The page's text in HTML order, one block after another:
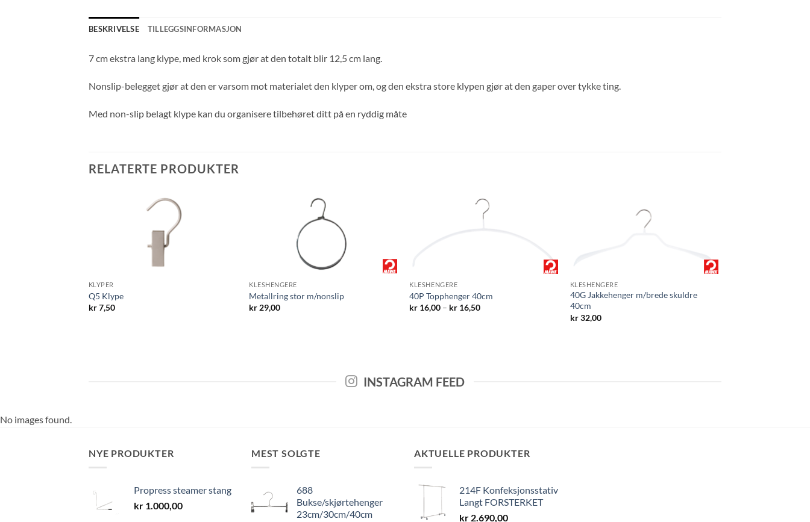
BESKRIVELSE TILLEGGSINFORMASJON
7 cm ekstra lang klype, med krok som gjør at den totalt blir 12,5 cm lang.
Nonslip-belegget gjør at den er varsom mot materialet den klyper om, og den ekstra store klypen gjør at den gaper over tykke ting.
Med non-slip belagt klype kan du organisere tilbehøret ditt på en ryddig måte
RELATERTE PRODUKTER
KLYPER
Q5 Klype
kr7,50
KLESHENGERE
Metallring stor m/nonslip
kr29,00
KLESHENGERE
40P Topphenger 40cm
kr 16,00 – kr 16,50Prisområde:
KLESHENGERE
40G Jakkehenger m/brede skuldre
40cm
kr32,00
INSTAGRAM FEED
No images found.
NYE PRODUKTER
Propress steamer stang
kr 1.000,00
MEST SOLGTE
688
Bukse/skjørtehenger
23cm/30cm/40cm
AKTUELLE PRODUKTER
214F Konfeksjonsstativ
Langt FORSTERKET
kr 2.690,00